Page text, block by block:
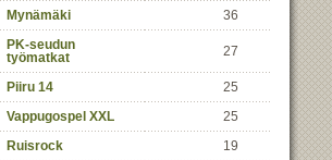
Mynämäki 36
PK-seudun
työmatkat
27
Piiru 14
25
Vappugospel XXL
25
Ruisrock
19